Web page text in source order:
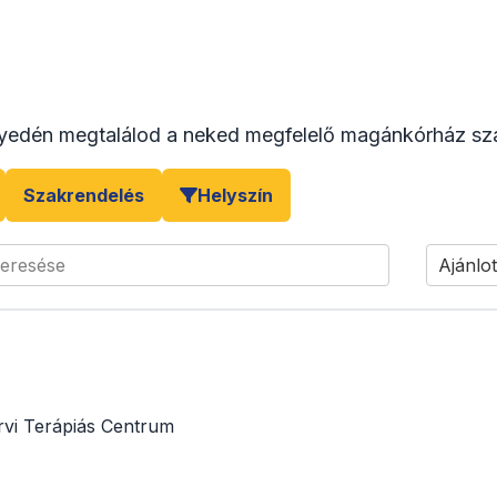
megtalálod a neked megfelelő magánkórház
Szakrendelés Helyszín
Terápiás Centrum